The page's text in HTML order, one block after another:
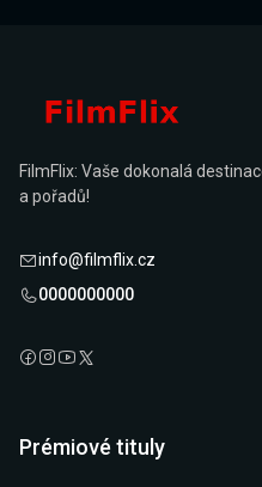
FilmFlix: Vaše dokonalá
a pořadů!
info@filmflix.cz
0000000000
Prémiové tituly